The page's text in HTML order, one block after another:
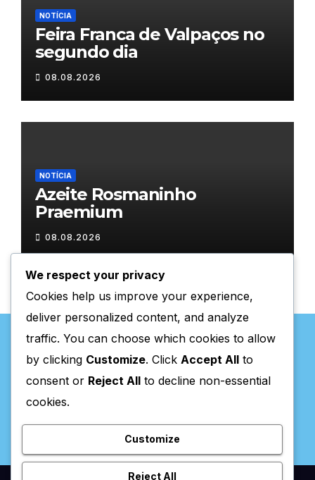
NOTÍCIA
Feira Franca de Valpaços no
segundo dia
08.08.2026
NOTÍCIA
Azeite Rosmaninho
Praemium
08.08.2026
Valpaços Online
We respect your privacy
Cookies help us improve your experience,
deliver personalized content, and analyze
traffic. You can choose which cookies to allow
by clicking Customize. Click Accept All to
consent or Reject All to decline non-essential
cookies.
Customize
Reject All